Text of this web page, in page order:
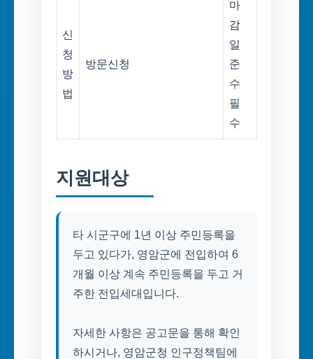
신
청
방
법
방문신청
마
감
일
준
수
필
수
지원대상
타 시군구에 1년 이상 주민등록을
두고 있다가, 영암군에 전입하여 6
개월 이상 계속 주민등록을 두고 거
주한 전입세대입니다.
자세한 사항은 공고문을 통해 확인
하시거나, 영암군청 인구정책팀에